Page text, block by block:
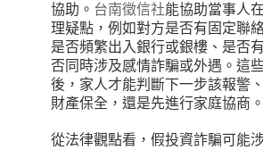
協助。 台南徵信社能協助當事人
理疑點，例如對方是否有固定聯
是否頻繁出入銀行或銀樓、是否
否同時涉及感情詐騙或外遇。這
後，家人才能判斷下一步該報警
財產保全，還是先進行家庭協商。
從法律觀點看，假投資詐騙可能